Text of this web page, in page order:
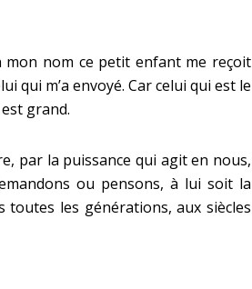
nom ce petit enfant me reçoit
qui m’a envoyé. Car celui qui est le
grand.
par la puissance qui agit en nous,
ou pensons, à lui soit la
toutes les générations, aux siècles